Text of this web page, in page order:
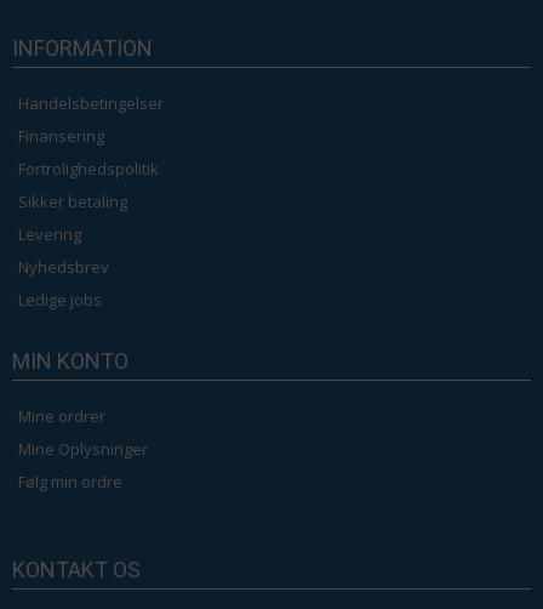
INFORMATION
Handelsbetingelser
Finansering
Fortrolighedspolitik
Sikker betaling
Levering
Nyhedsbrev
Ledige jobs
MIN KONTO
Mine ordrer
Mine Oplysninger
Følg min ordre
KONTAKT OS